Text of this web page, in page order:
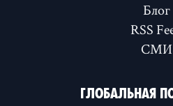
Блог
RSS
СМИ
ГЛОБАЛЬНАЯ